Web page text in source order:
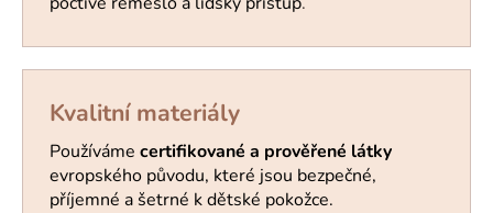
Kvalitní materiály
Používáme certifikované a prověřené látky
evropského původu, které jsou bezpečné,
příjemné a šetrné k dětské pokožce.